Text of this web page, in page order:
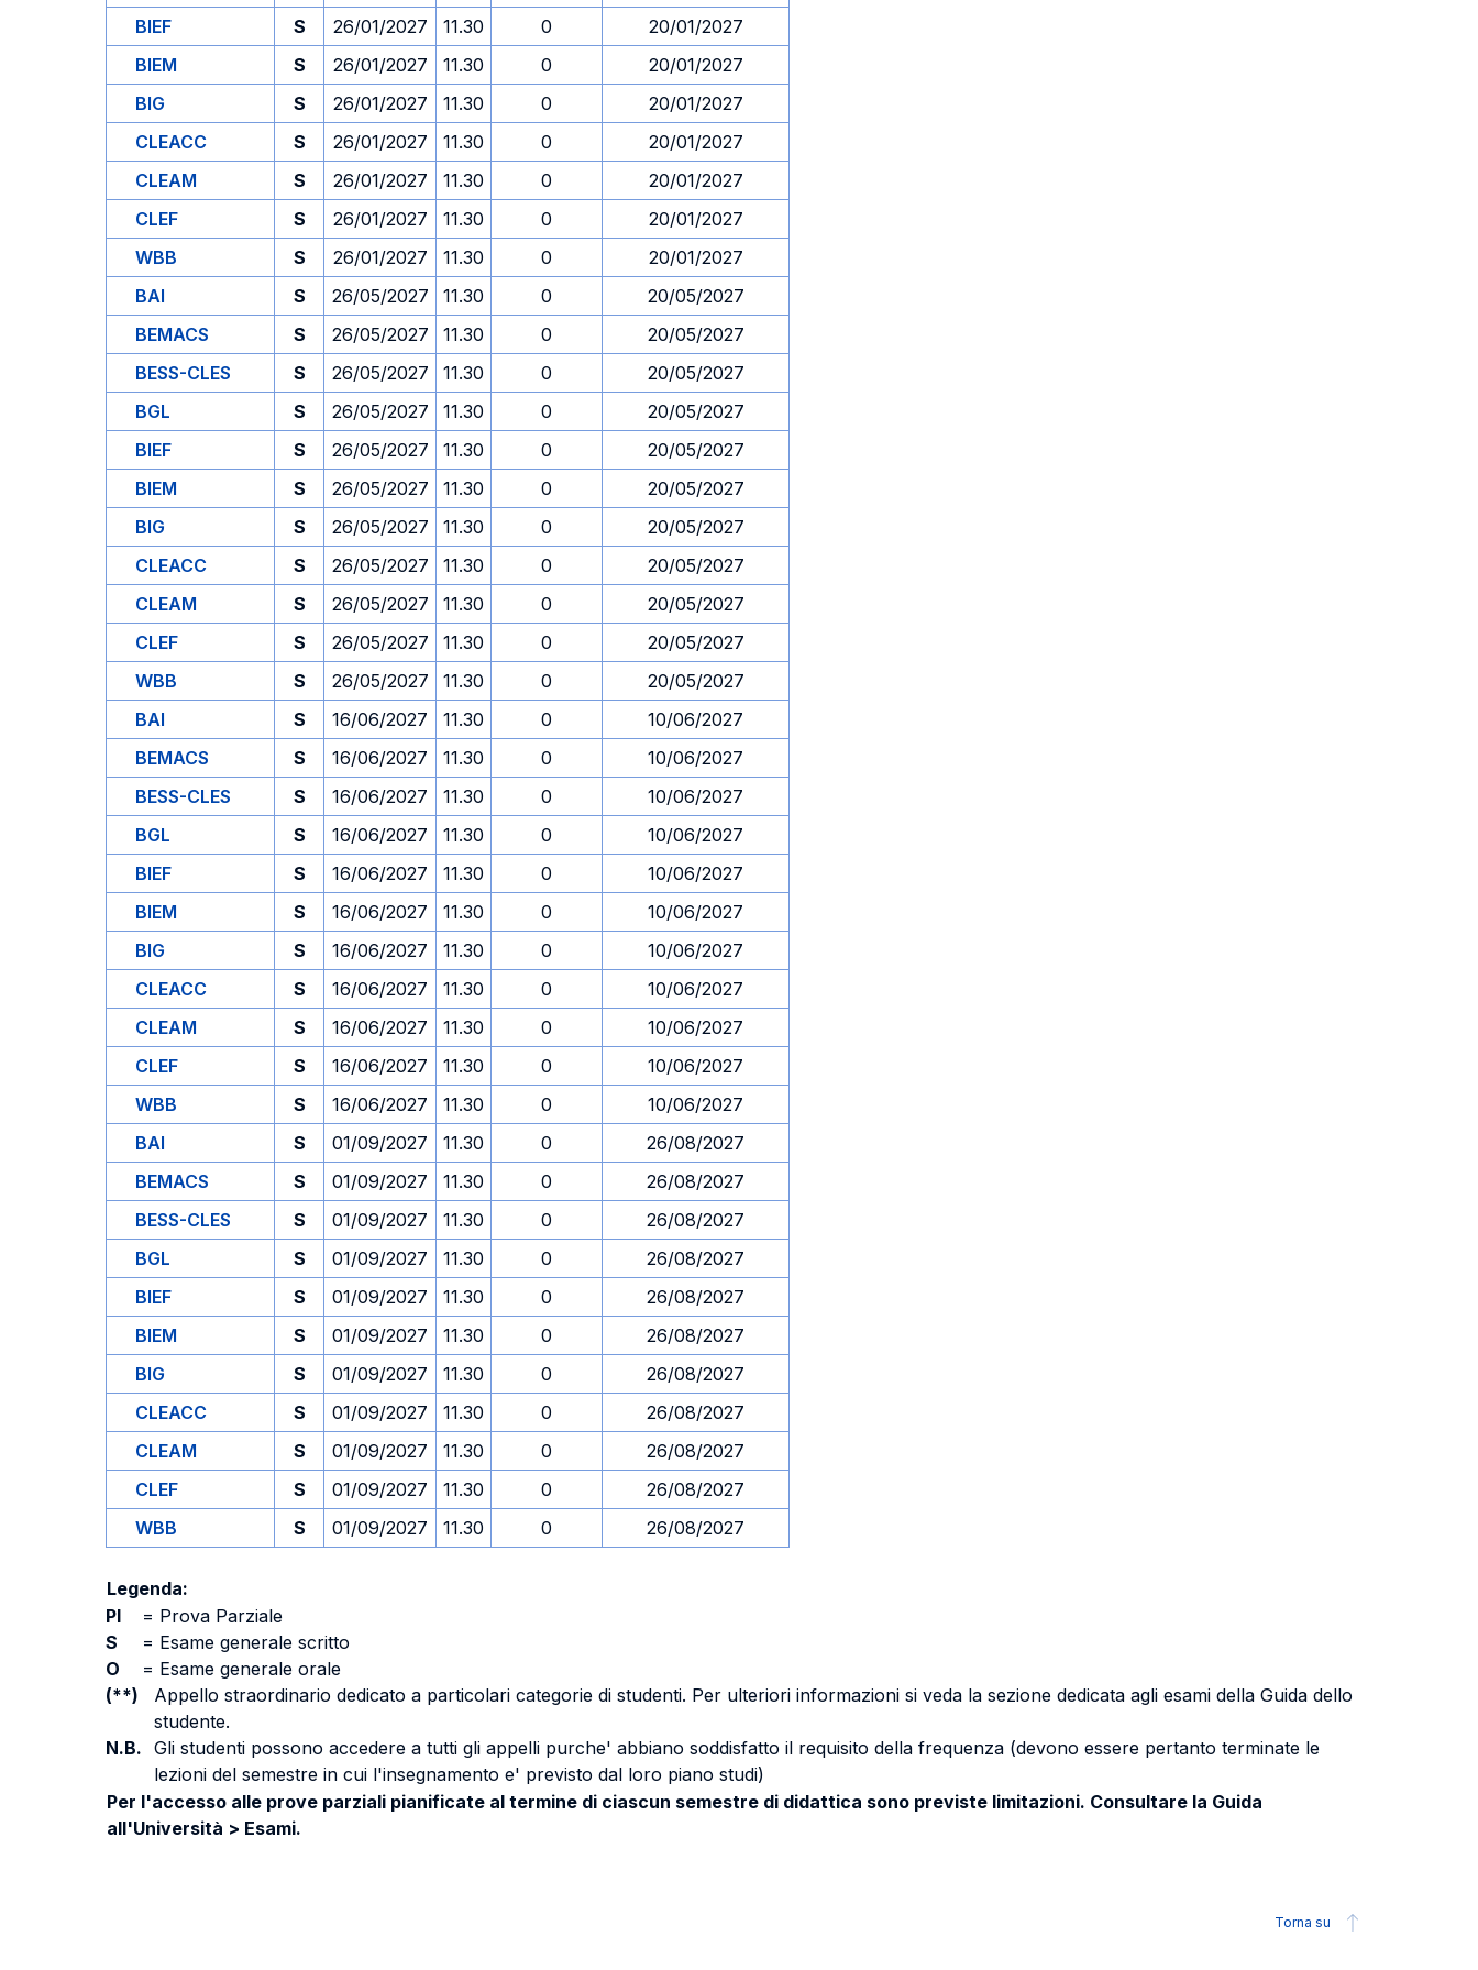
BIEF
S 26/01/2027 11.30 0
20/01/2027
BIEM
S 26/01/2027 11.30 0
20/01/2027
BIG
S 26/01/2027 11.30 0
20/01/2027
CLEACC
S 26/01/2027 11.30 0
20/01/2027
CLEAM
S 26/01/2027 11.30 0
20/01/2027
CLEF
S 26/01/2027 11.30 0
20/01/2027
WBB
S 26/01/2027 11.30 0
20/01/2027
BAI
S 26/05/2027 11.30 0
20/05/2027
BEMACS
S 26/05/2027 11.30 0
20/05/2027
BESS-CLES
S 26/05/2027 11.30 0
20/05/2027
BGL
S 26/05/2027 11.30 0
20/05/2027
BIEF
S 26/05/2027 11.30 0
20/05/2027
BIEM
S 26/05/2027 11.30 0
20/05/2027
BIG
S 26/05/2027 11.30 0
20/05/2027
CLEACC
S 26/05/2027 11.30 0
20/05/2027
CLEAM
S 26/05/2027 11.30 0
20/05/2027
CLEF
S 26/05/2027 11.30 0
20/05/2027
WBB
S 26/05/2027 11.30 0
20/05/2027
BAI
S 16/06/2027 11.30 0
10/06/2027
BEMACS
S 16/06/2027 11.30 0
10/06/2027
BESS-CLES
S 16/06/2027 11.30 0
10/06/2027
BGL
S 16/06/2027 11.30 0
10/06/2027
BIEF
S 16/06/2027 11.30 0
10/06/2027
BIEM
S 16/06/2027 11.30 0
10/06/2027
BIG
S 16/06/2027 11.30 0
10/06/2027
CLEACC
S 16/06/2027 11.30 0
10/06/2027
CLEAM
S 16/06/2027 11.30 0
10/06/2027
CLEF
S 16/06/2027 11.30 0
10/06/2027
WBB
S 16/06/2027 11.30 0
10/06/2027
BAI
S 01/09/2027 11.30 0
26/08/2027
BEMACS
S 01/09/2027 11.30 0
26/08/2027
BESS-CLES
S 01/09/2027 11.30 0
26/08/2027
BGL
S 01/09/2027 11.30 0
26/08/2027
BIEF
S 01/09/2027 11.30 0
26/08/2027
BIEM
S 01/09/2027 11.30 0
26/08/2027
BIG
S 01/09/2027 11.30 0
26/08/2027
CLEACC
S 01/09/2027 11.30 0
26/08/2027
CLEAM
S 01/09/2027 11.30 0
26/08/2027
CLEF
S 01/09/2027 11.30 0
26/08/2027
WBB
S 01/09/2027 11.30 0 26/08/2027
Legenda:
PI
= Prova Parziale
S
= Esame generale scritto
O
= Esame generale orale
(**)
Appello straordinario dedicato a particolari categorie di studenti. Per ulteriori informazioni si veda la sezione dedicata agli esami della Guida dello
studente.
N.B. Gli studenti possono accedere a tutti gli appelli purche' abbiano soddisfatto il requisito della frequenza (devono essere pertanto terminate le
lezioni del semestre in cui l'insegnamento e' previsto dal loro piano studi)
Per l'accesso alle prove parziali pianificate al termine di ciascun semestre di didattica sono previste limitazioni. Consultare la Guida
all'Università > Esami.
Torna su